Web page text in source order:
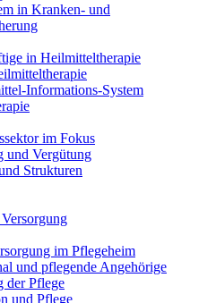
in Kranken- und
in Heilmitteltherapie
Informations-System
im Fokus
und Vergütung
Strukturen
im Pflegeheim
und pflegende Angehörige
der Pflege
und Pflege